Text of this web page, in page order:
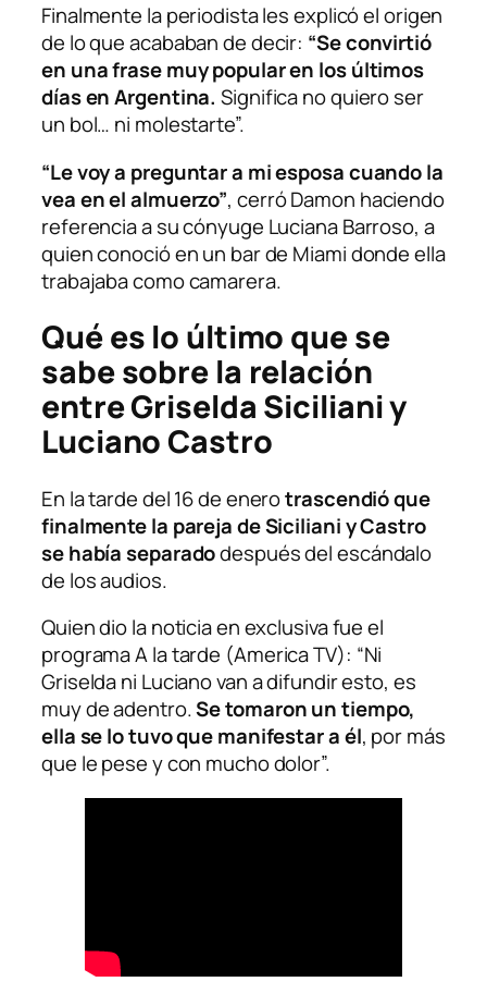
Finalmente la periodista les explicó el origen
de lo que acababan de decir: “Se convirtió
en una frase muy popular en los últimos
días en Argentina.Significa no quiero ser
un bol… ni molestarte”.
“Le voy a preguntar a mi esposa cuando la
vea en el almuerzo”, cerró Damon haciendo
referencia a su cónyuge Luciana Barroso, a
quien conoció en un bar de Miami donde ella
trabajaba como camarera.
Qué es lo último que se
sabe sobre la relación
entre Griselda Siciliani y
Luciano Castro
En la tarde del 16 de enerotrascendió que
finalmente la pareja de Siciliani y Castro
se había separadodespués del escándalo
de los audios.
Quien dio la noticia en exclusiva fue el
programaA la tarde (America TV): “Ni
Griselda ni Luciano van a difundir esto, es
muy de adentro.Se tomaron un tiempo,
ella se lo tuvo que manifestar a él, por más
que le pese y con mucho dolor”.